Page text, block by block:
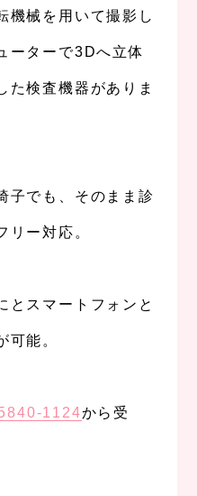
機械を用いて撮影し
ーターで3Dへ立体
た検査機器がありま
子でも、そのまま診
リー対応。
とスマートフォンと
可能。
1124から受